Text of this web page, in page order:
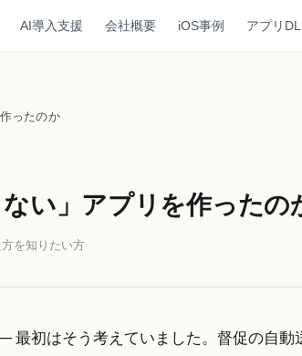
AI導入支援 会社概要 iOS事例 アプリ
ったのか
い」アプリを作ったの
を知りたい方
最初はそう考えていました。督促の自動